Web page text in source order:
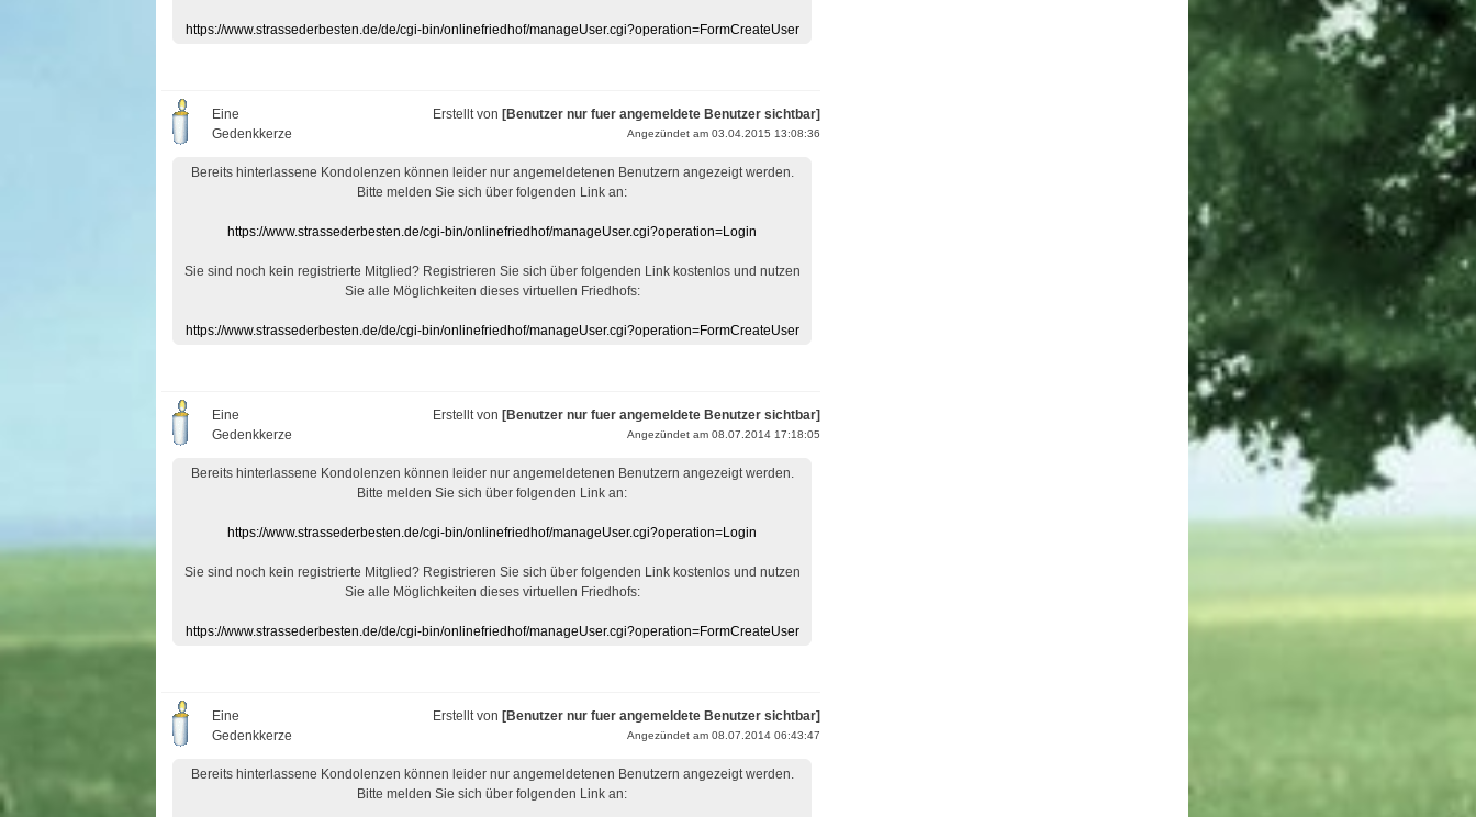
https://www.strassederbesten.de/de/cgi-bin/onlinefriedhof/manageUser.cgi?operation=FormCreateUser
Eine
Gedenkkerze
Erstellt von [Benutzer nur fuer angemeldete Benutzer sichtbar]
Angezündet am 03.04.2015 13:08:36
Bereits hinterlassene Kondolenzen können leider nur angemeldetenen Benutzern angezeigt werden.
Bitte melden Sie sich über folgenden Link an:
https://www.strassederbesten.de/cgi-bin/onlinefriedhof/manageUser.cgi?operation=Login
Sie sind noch kein registrierte Mitglied? Registrieren Sie sich über folgenden Link kostenlos und nutzen
Sie alle Möglichkeiten dieses virtuellen Friedhofs:
https://www.strassederbesten.de/de/cgi-bin/onlinefriedhof/manageUser.cgi?operation=FormCreateUser
Eine
Gedenkkerze
Erstellt von [Benutzer nur fuer angemeldete Benutzer sichtbar]
Angezündet am 08.07.2014 17:18:05
Bereits hinterlassene Kondolenzen können leider nur angemeldetenen Benutzern angezeigt werden.
Bitte melden Sie sich über folgenden Link an:
https://www.strassederbesten.de/cgi-bin/onlinefriedhof/manageUser.cgi?operation=Login
Sie sind noch kein registrierte Mitglied? Registrieren Sie sich über folgenden Link kostenlos und nutzen
Sie alle Möglichkeiten dieses virtuellen Friedhofs:
https://www.strassederbesten.de/de/cgi-bin/onlinefriedhof/manageUser.cgi?operation=FormCreateUser
Eine
Gedenkkerze
Erstellt von [Benutzer nur fuer angemeldete Benutzer sichtbar]
Angezündet am 08.07.2014 06:43:47
Bereits hinterlassene Kondolenzen können leider nur angemeldetenen Benutzern angezeigt werden.
Bitte melden Sie sich über folgenden Link an: